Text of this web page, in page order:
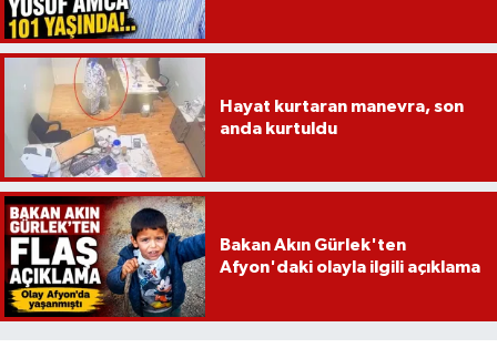
Hayat kurtaran manevra, son
anda kurtuldu
Bakan Akın Gürlek'ten
Afyon'daki olayla ilgili açıklama